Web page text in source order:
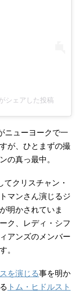
シェアした投稿
ニューヨークで一
が、ひとまずの撮
の真っ最中。
てクリスチャン・
マンさん演じるジ
明かされていま
ク、レディ・シフ
アンズのメンバー
。
を演じる事を明か
トム・ヒドルスト